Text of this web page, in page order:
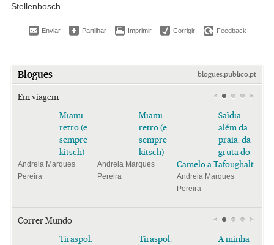
Stellenbosch.
Enviar Partilhar Imprimir Corrigir Feedback
Blogues blogues.publico.pt
Em viagem
Miami
retro (e
sempre
kitsch)
Andreia Marques
Pereira
Miami
retro (e
sempre
kitsch)
Andreia Marques
Pereira
Saïdia
além da
praia: da
gruta do
Camelo a Tafoughalt
Andreia Marques
Pereira
Correr Mundo
Tiraspol:
Tiraspol:
A minha